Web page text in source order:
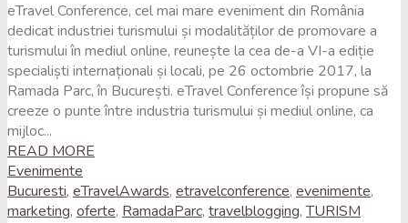
eTravel Conference, cel mai mare eveniment din România
dedicat industriei turismului și modalităților de promovare a
turismului în mediul online, reunește la cea de-a VI-a ediție
specialiști internaționali și locali, pe 26 octombrie 2017, la
Ramada Parc, în București. eTravel Conference își propune să
creeze o punte între industria turismului și mediul online, ca
mijloc...
READ MORE
Evenimente
Bucuresti, eTravelAwards, etravelconference, evenimente,
marketing, oferte, RamadaParc, travelblogging,TURISM